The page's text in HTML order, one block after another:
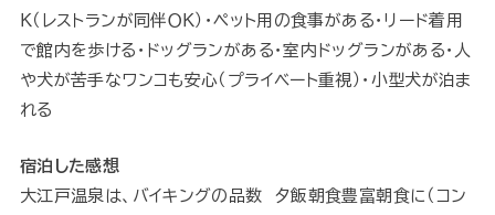
Ｋ（レストランが同伴ＯＫ）・ペット用の食事がある・リード着用
で館内を歩ける・ドッグランがある・室内ドッグランがある・人
や犬が苦手なワンコも安心（プライベート重視）・小型犬が泊ま
れる
宿泊した感想
大江戸温泉は、バイキングの品数 夕飯朝食豊富朝食に（コン